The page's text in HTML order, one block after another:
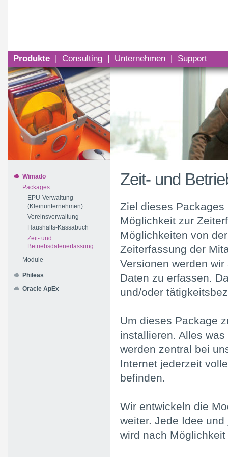
Produkte | Consulting | Unternehmen | Support
Wimado
Packages
EPU-Verwaltung
(Kleinunternehmen)
Vereinsverwaltung
Haushalts-Kassabuch
Zeit- und
Betriebsdatenerfassung
Module
Phileas
Oracle ApEx
Zeit- und
Ziel dieses
Möglichkeit zur
Möglichkeiten von
Zeiterfassung der
Versionen werden
Daten zu erfassen.
und/oder
Um dieses Package
installieren. Alles
werden zentral bei
Internet jederzeit
befinden.
Wir entwickeln die
weiter. Jede Idee
wird nach